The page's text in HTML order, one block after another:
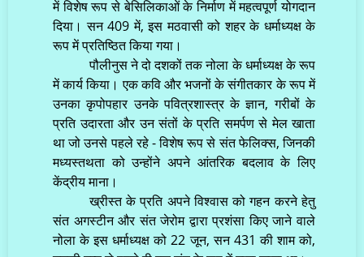
में विशेष रूप से बेसिलिकाओं के निर्माण में महत्वपूर्ण योगदान
दिया। सन 409 में, इस मठवासी को शहर के धर्माध्यक्ष के
रूप में प्रतिष्ठित किया गया।
पौलीनुस ने दो दशकों तक नोला के धर्माध्यक्ष के रूप
में कार्य किया। एक कवि और भजनों के संगीतकार के रूप में
उनका कृपोपहार उनके पवित्रशास्त्र के ज्ञान, गरीबों के
प्रति उदारता और उन संतों के प्रति समर्पण से मेल खाता
था जो उनसे पहले रहे - विशेष रूप से संत फेलिक्स, जिनकी
मध्यस्तथता को उन्होंने अपने आंतरिक बदलाव के लिए
केंद्रीय माना।
ख्रीस्त के प्रति अपने विश्वास को गहन करने हेतु
संत अगस्टीन और संत जेरोम द्वारा प्रशंसा किए जाने वाले
नोला के इस धर्माध्यक्ष को 22 जून, सन 431 की शाम को,